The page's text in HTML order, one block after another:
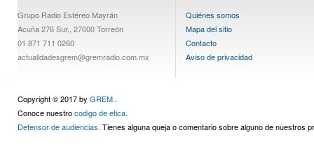
Grupo Radio Estéreo Mayrán
Acuña 276 Sur., 27000 Torreón
01 871 711 0260
actualidadesgrem@gremradio.com.mx
Quiénes somos
Mapa del sitio
Contacto
Aviso de privacidad
Copyright © 2017 by GREM..
Conoce nuestrocodigo de etica.
Defensor de audiencias. Tienes alguna queja o comentario sobre alguno de nuestros